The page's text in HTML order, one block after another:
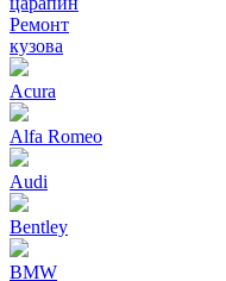
Ремонт
кузова
Acura
Alfa Romeo
Audi
Bentley
BMW